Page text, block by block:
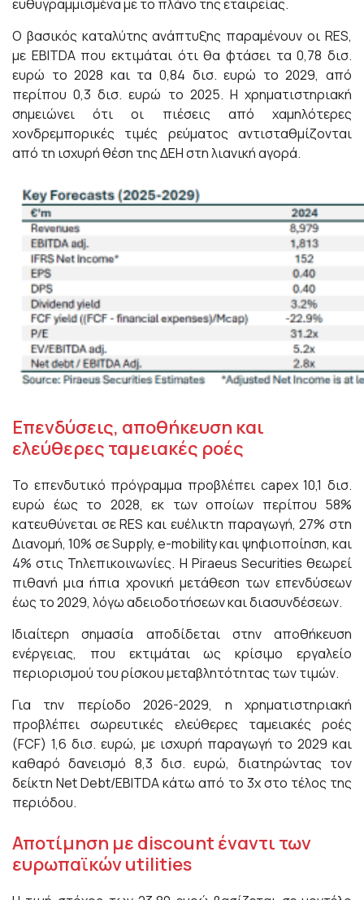
ευθυγραμμισμένα με το πλάνο της εταιρείας.
Ο βασικός καταλύτης ανάπτυξης παραμένουν οι RES,
με EBITDA που εκτιμάται ότι θα φτάσει τα 0,78 δισ.
ευρώ το 2028 και τα 0,84 δισ. ευρώ το 2029, από
περίπου 0,3 δισ. ευρώ το 2025. Η χρηματιστηριακή
σημειώνει ότι οι πιέσεις από χαμηλότερες
χονδρεμπορικές τιμές ρεύματος αντισταθμίζονται
από τη ισχυρή θέση της ΔΕΗ στη λιανική αγορά.
Επενδύσεις, αποθήκευση και
ελεύθερες ταμειακές ροές
Το επενδυτικό πρόγραμμα προβλέπει capex 10,1 δισ.
ευρώ έως το 2028, εκ των οποίων περίπου 58%
κατευθύνεται σε RES και ευέλικτη παραγωγή, 27% στη
Διανομή, 10% σε Supply, e-mobility και ψηφιοποίηση, και
4% στις Τηλεπικοινωνίες. Η Piraeus Securities θεωρεί
πιθανή μια ήπια χρονική μετάθεση των επενδύσεων
έως το 2029, λόγω αδειοδοτήσεων και διασυνδέσεων.
Ιδιαίτερη σημασία αποδίδεται στην αποθήκευση
ενέργειας, που εκτιμάται ως κρίσιμο εργαλείο
περιορισμού του ρίσκου μεταβλητότητας των τιμών.
Για την περίοδο 2026-2029, η χρηματιστηριακή
προβλέπει σωρευτικές ελεύθερες ταμειακές ροές
(FCF) 1,6 δισ. ευρώ, με ισχυρή παραγωγή το 2029 και
καθαρό δανεισμό 8,3 δισ. ευρώ, διατηρώντας τον
δείκτη Net Debt/EBITDA κάτω από το 3x στο τέλος της
περιόδου.
Αποτίμηση με discount έναντι των
ευρωπαϊκών utilities